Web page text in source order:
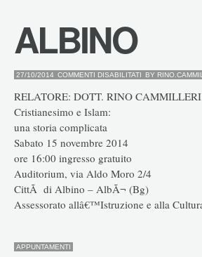
ALBINO
27/10/2014 COMMENTI DISABILITATI SU
BY
RELATORE: DOTT. RINO CAMMILLERI
Cristianesimo e Islam:
una storia complicata
Sabato 15 novembre 2014
ore 16:00 ingresso gratuito
Auditorium, via Aldo Moro 2/4
CittÃ di Albino – AlbÃ¬ (Bg)
Assessorato allâ€™Istruzione e alla
APPUNTAMENTI